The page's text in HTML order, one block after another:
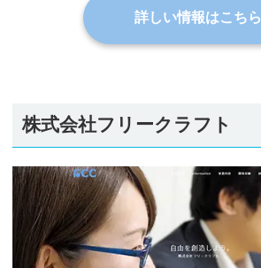
詳しい情報はこちら
株式会社フリークラフト